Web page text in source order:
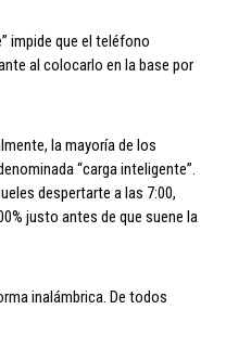
impide que el teléfono
al colocarlo en la base por
la mayoría de los
“carga inteligente”.
despertarte a las 7:00,
justo antes de que suene la
inalámbrica. De todos